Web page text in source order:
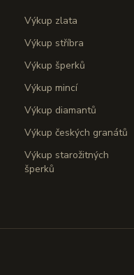
Výkup zlata
Výkup stříbra
Výkup šperků
Výkup mincí
Výkup diamantů
Výkup českých granátů
Výkup starožitných
šperků